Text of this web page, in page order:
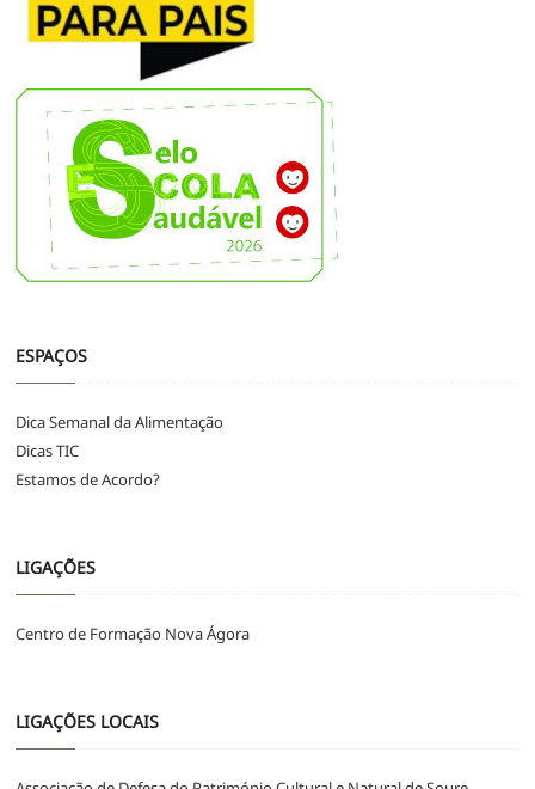
ESPAÇOS
Dica Semanal da Alimentação
Dicas TIC
Estamos de Acordo?
LIGAÇÕES
Centro de Formação Nova Ágora
LIGAÇÕES LOCAIS